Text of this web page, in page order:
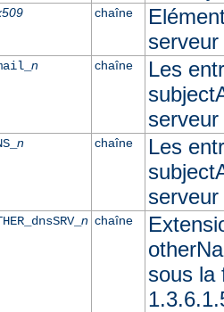
chaîne
serveur
n chaîne
Les
n chaîne
Les
n chaîne
sous la